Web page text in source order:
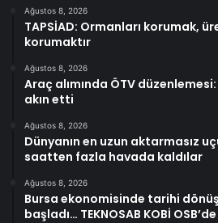
Ağustos 8, 2026
TAPSİAD: Ormanları korumak,
korumaktır
Ağustos 8, 2026
Araç alımında ÖTV
akın etti
Ağustos 8, 2026
Dünyanın en uzun aktarmasız
saatten fazla havada kaldılar
Ağustos 8, 2026
Bursa ekonomisinde tarihi
başladı… TEKNOSAB KOBİ